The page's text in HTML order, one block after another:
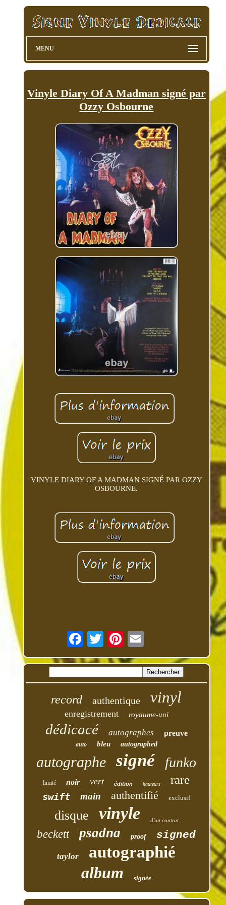
MENU
Vinyle Diary Of A Madman signé par
Ozzy Osbourne
VINYLE DIARY OF A MADMAN SIGNÉ PAR OZZY
OSBOURNE.
record authentique vinyl
enregistrement royaume-uni
dédicacé autographes preuve
auto bleu autographed
autographe signé funko
limité noir vert édition hauteurs rare
swift main authentifié exclusif
disque vinyle d'un contrat
beckett psadna proof signed
taylor
autographié
album
signée